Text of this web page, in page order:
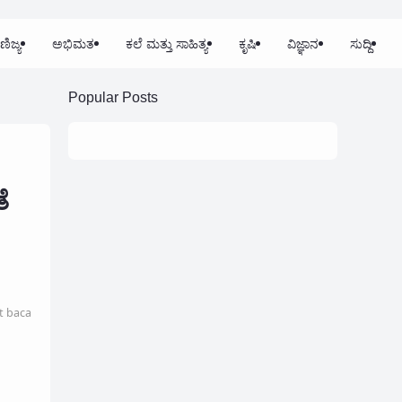
ಅಭಿಮತ ಕಲೆ ಮತ್ತು ಸಾಹಿತ್ಯ ಕೃಷಿ ವಿಜ್ಞಾನ ಸುದ್ದಿ
baca
Popular Posts